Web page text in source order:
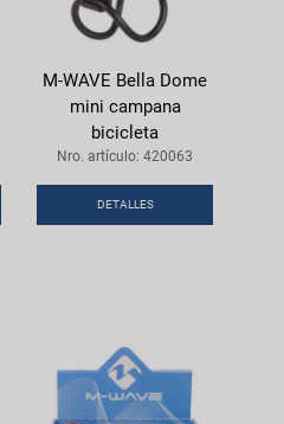
M-WAVE Bella Dome
mini campana
bicicleta
Nro. artículo: 420063
DETALLES